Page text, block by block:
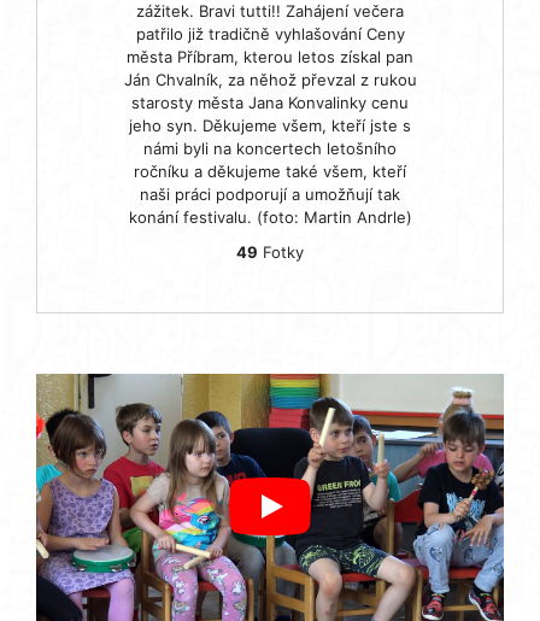
zážitek. Bravi tutti!! Zahájení večera
patřilo již tradičně vyhlašování Ceny
města Příbram, kterou letos získal pan
Ján Chvalník, za něhož převzal z rukou
starosty města Jana Konvalinky cenu
jeho syn. Děkujeme všem, kteří jste s
námi byli na koncertech letošního
ročníku a děkujeme také všem, kteří
naši práci podporují a umožňují tak
konání festivalu. (foto: Martin Andrle)
49 Fotky